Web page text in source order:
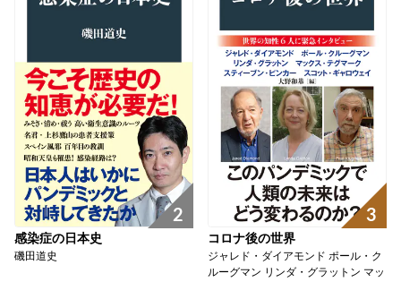
2
感染症の日本史
磯田道史
3
コロナ後の世界
ジャレド・ダイアモンド ポール・ク
ルーグマン リンダ・グラットン マッ